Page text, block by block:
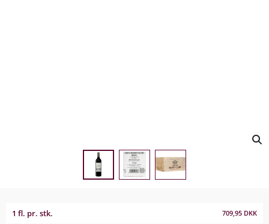
1 fl. pr. stk. 709,95 DKK